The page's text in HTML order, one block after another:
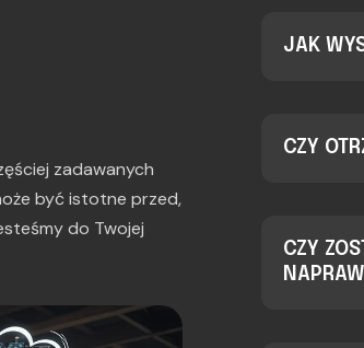
zadawanych
być istotne przed,
do Twojej
JAK
CZY
CZY